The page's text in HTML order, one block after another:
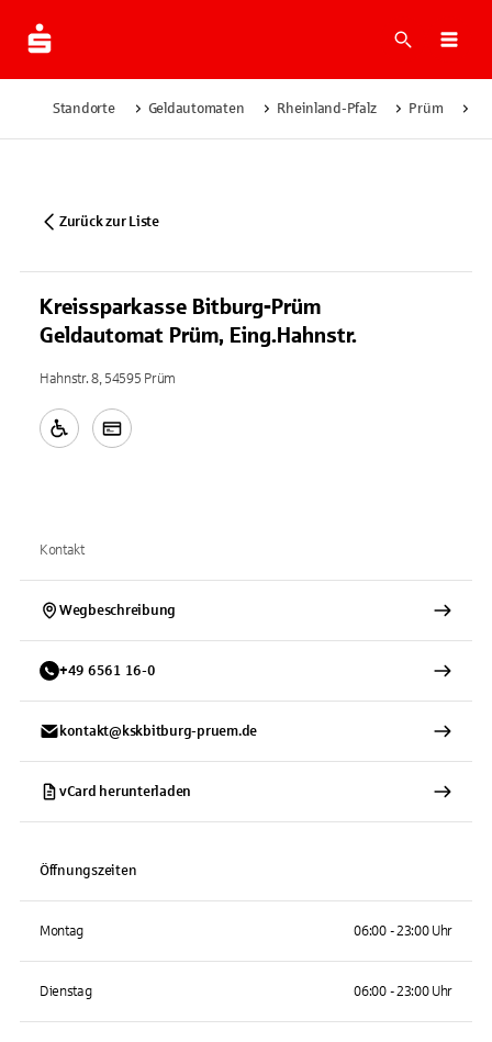
Suche
Standorte Geldautomaten Rheinland-Pfalz Prüm
Zurück zur Liste
Kreissparkasse Bitburg-Prüm
Geldautomat Prüm, Eing.Hahnstr.
Hahnstr. 8, 54595 Prüm
Kontakt
Wegbeschreibung
+49 6561 16-0
kontakt@kskbitburg-pruem.de
vCard herunterladen
Öffnungszeiten
Montag 06:00 - 23:00 Uhr
Dienstag 06:00 - 23:00 Uhr